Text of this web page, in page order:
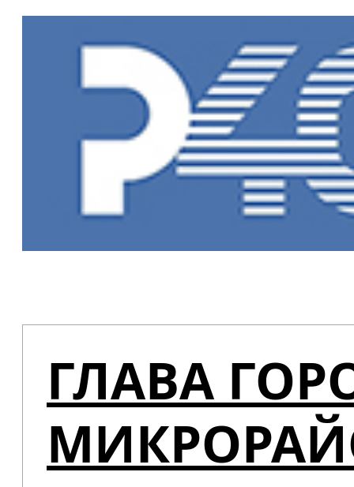
Главная»
Новости
ГЛАВА